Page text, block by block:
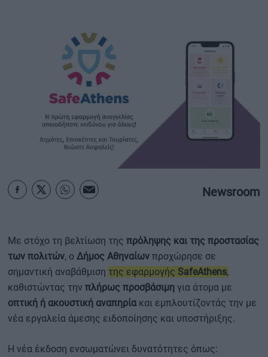
ΟΙΚΟΝΟΜΙΑ - ΕΠΙΧΕΙΡΗΣΕΙΣ
MY PROPERTY
ΚΑΡΑΜΠΟΛΕΣ
ΟΡΟΙ ΧΡΗΣΗΣ
Newsroom
Με στόχο τη βελτίωση της πρόληψης και της προστασίας
των πολιτών, ο Δήμος Αθηναίων προχώρησε σε
σημαντική αναβάθμιση της εφαρμογής SafeAthens,
καθιστώντας την πλήρως προσβάσιμη για άτομα με
οπτική ή ακουστική αναπηρίακαι εμπλουτίζοντάς την με
νέα εργαλεία άμεσης ειδοποίησης και υποστήριξης.
Η νέα έκδοση ενσωματώνει δυνατότητες όπως: